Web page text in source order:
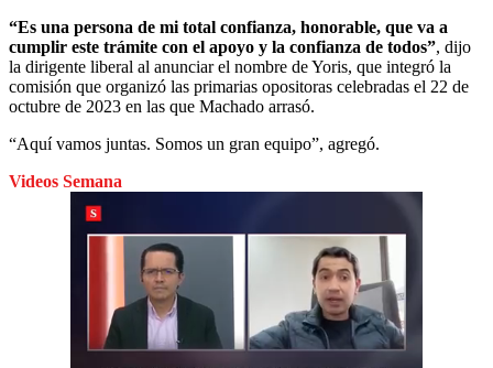
“Es una persona de mi total confianza, honorable, que va a
cumplir este trámite con el apoyo y la confianza de todos”, dijo
la dirigente liberal al anunciar el nombre de Yoris, que integró la
comisión que organizó las primarias opositoras celebradas el 22 de
octubre de 2023 en las que Machado arrasó.
“Aquí vamos juntas. Somos un gran equipo”, agregó.
Videos Semana